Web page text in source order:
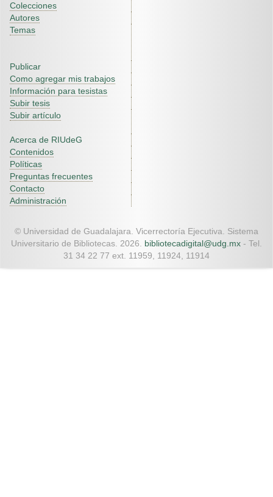
Colecciones
Autores
Temas
Publicar
Como agregar mis trabajos
Información para tesistas
Subir tesis
Subir artículo
Acerca de RIUdeG
Contenidos
Políticas
Preguntas frecuentes
Contacto
Administración
© Universidad de Guadalajara. Vicerrectoría Ejecutiva. Sistema
Universitario de Bibliotecas. 2026. bibliotecadigital@udg.mx - Tel.
31 34 22 77 ext. 11959, 11924, 11914